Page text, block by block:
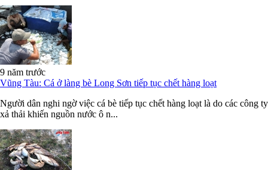
9 năm trước
Vũng Tàu: Cá ở làng bè Long Sơn tiếp tục chết hàng loạt
Người dân nghi ngờ việc cá bè tiếp tục chết hàng loạt là do các công ty
xả thải khiến nguồn nước ô n...